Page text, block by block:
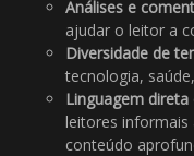
Análises e
ajudar o leitor a
Diversidade de
tecnologia,
Linguagem
leitores informais
conteúdo